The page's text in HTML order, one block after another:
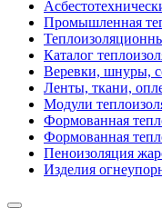
Промышленная
Каталог
Веревки, шнуры,
Ленты, ткани,
Модули
Формованная
Формованная
Пеноизоляция
Изделия